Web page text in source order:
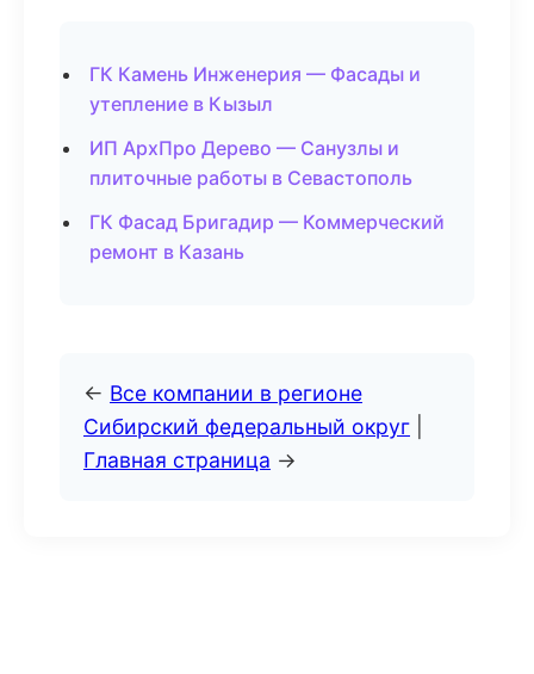
ГК Камень Инженерия — Фасады и
утепление в Кызыл
ИП АрхПро Дерево — Санузлы и
плиточные работы в Севастополь
ГК Фасад Бригадир — Коммерческий
ремонт в Казань
← Все компании в регионе
Сибирский федеральный округ
Главная страница →